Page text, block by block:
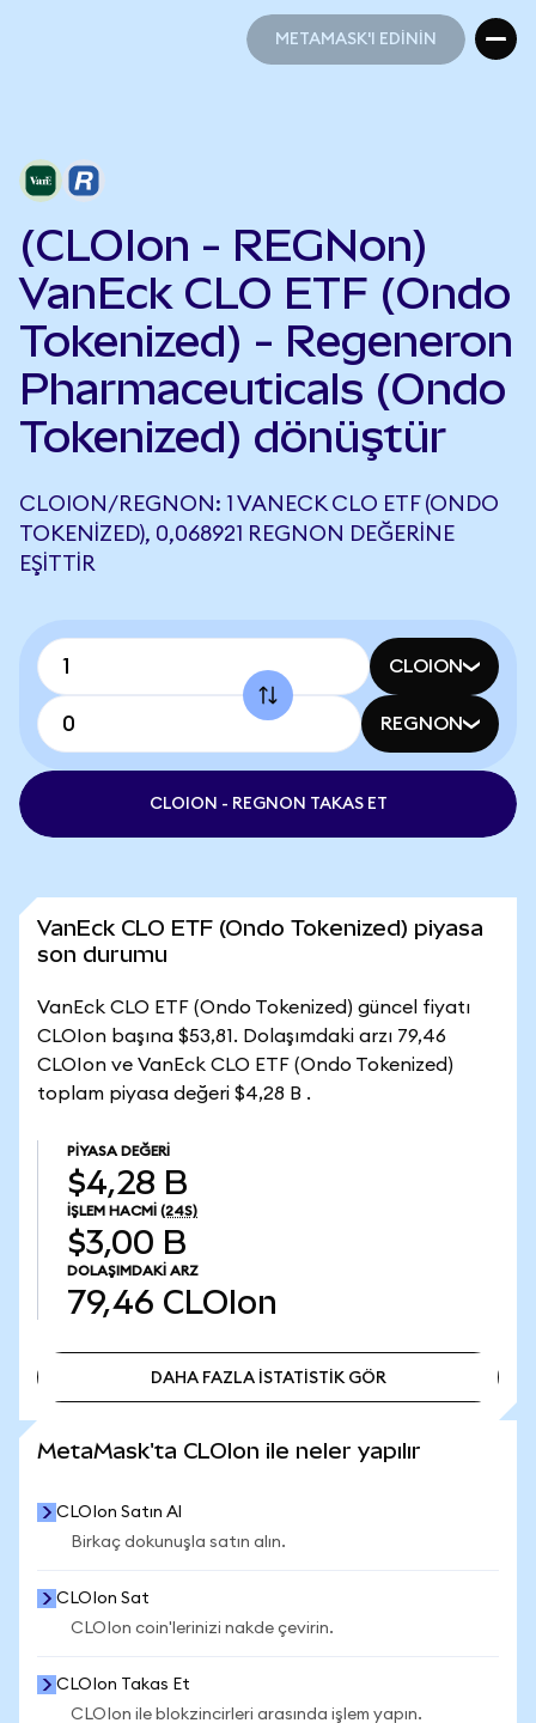
METAMASK'I EDİNİN
(CLOIon - REGNon)
VanEck CLO ETF (Ondo
Tokenized) - Regeneron
Pharmaceuticals (Ondo
Tokenized) dönüştür
CLOION/REGNON: 1 VANECK CLO ETF (ONDO
TOKENIZED), 0,068921 REGNON DEĞERINE
EŞITTIR
CLOION
REGNON
CLOION - REGNON TAKAS ET
VanEck CLO ETF (Ondo Tokenized) piyasa
son durumu
VanEck CLO ETF (Ondo Tokenized) güncel fiyatı
CLOIon başına $53,81. Dolaşımdaki arzı 79,46
CLOIon ve VanEck CLO ETF (Ondo Tokenized)
toplam piyasa değeri $4,28 B .
PIYASA DEĞERI
$4,28 B
İŞLEM HACMI (24S)
$3,00 B
DOLAŞIMDAKI ARZ
79,46 CLOIon
DAHA FAZLA İSTATİSTİK GÖR
MetaMask'ta CLOIon ile neler yapılır
CLOIon Satın Al
Birkaç dokunuşla satın alın.
CLOIon Sat
CLOIon coin'lerinizi nakde çevirin.
CLOIon Takas Et
CLOIon ile blokzincirleri arasında işlem yapın.